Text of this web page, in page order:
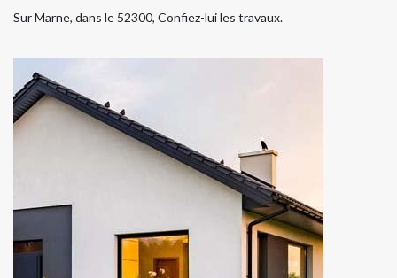
Sur Marne, dans le 52300, Confiez-lui les travaux.